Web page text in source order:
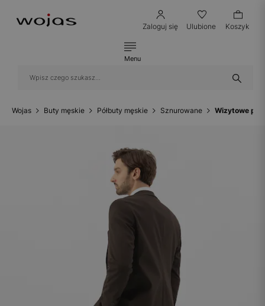
Zaloguj się Ulubione Koszyk
Menu
Wojas Buty męskie Półbuty męskie Sznurowane Wizytowe